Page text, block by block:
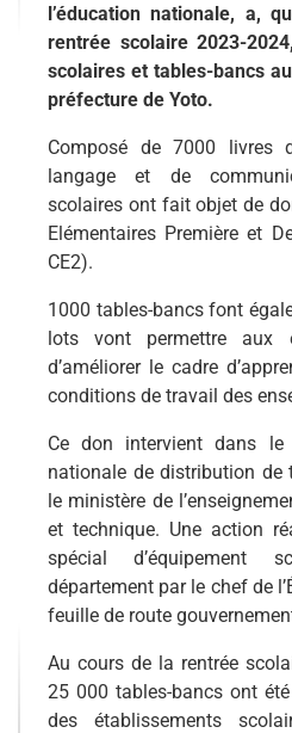
l’éducation nationale, a,
rentrée scolaire 2023-
scolaires et tables-bancs
préfecture de Yoto.
Composé de 7000 livres
langage et de
scolaires ont fait objet de
Elémentaires Première et
CE2).
1000 tables-bancs font
lots vont permettre aux
d’améliorer le cadre
conditions de travail des
Ce don intervient dans
nationale de distribution de
le ministère de
et technique. Une action
spécial d’équipement
département par le chef de
feuille de route
Au cours de la rentrée
25 000 tables-bancs ont
des établissements